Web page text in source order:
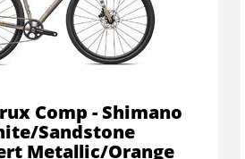
Comp - Shimano
Sandstone
Metallic/Orange